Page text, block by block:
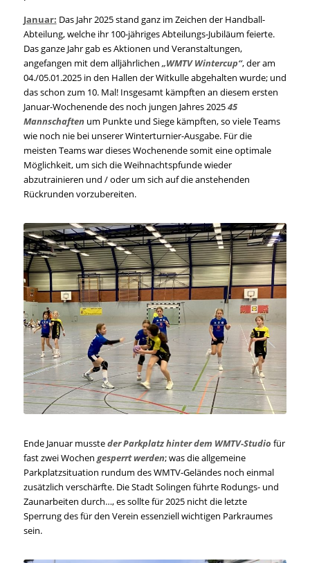
Januar: Das Jahr 2025 stand ganz im Zeichen der Handball-
Abteilung, welche ihr 100-jähriges Abteilungs-Jubiläum feierte.
Das ganze Jahr gab es Aktionen und Veranstaltungen,
angefangen mit dem alljährlichen „WMTV Wintercup“, der am
04./05.01.2025 in den Hallen der Witkulle abgehalten wurde; und
das schon zum 10. Mal! Insgesamt kämpften an diesem ersten
Januar-Wochenende des noch jungen Jahres 202545
Mannschaften um Punkte und Siege kämpften, so viele Teams
wie noch nie bei unserer Winterturnier-Ausgabe. Für die
meisten Teams war dieses Wochenende somit eine optimale
Möglichkeit, um sich die Weihnachtspfunde wieder
abzutrainieren und / oder um sich auf die anstehenden
Rückrunden vorzubereiten.
Ende Januar mussteder Parkplatz hinter dem WMTV-Studio für
fast zwei Wochen gesperrt werden; was die allgemeine
Parkplatzsituation rundum des WMTV-Geländes noch einmal
zusätzlich verschärfte. Die Stadt Solingen führte Rodungs- und
Zaunarbeiten durch…, es sollte für 2025 nicht die letzte
Sperrung des für den Verein essenziell wichtigen Parkraumes
sein.